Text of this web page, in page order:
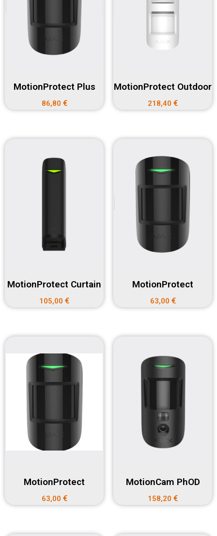
MotionProtect Plus
86,80 €
MotionProtect Outdoor
218,40 €
MotionProtect Curtain
105,00 €
MotionProtect
63,00 €
MotionProtect
63,00 €
MotionCam PhOD
158,20 €